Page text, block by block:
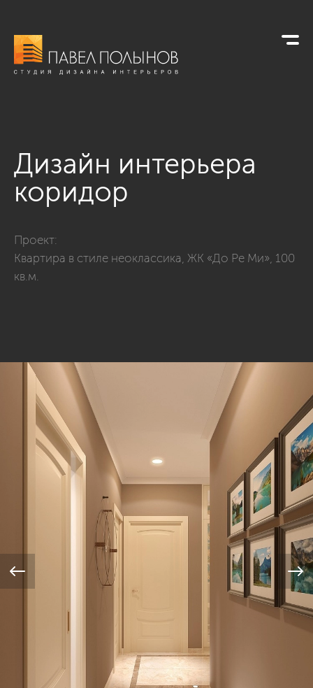
Дизайн интерьера
коридор
Проект:
Квартира в стиле неоклассика, ЖК «До Ре Ми», 100
кв.м.